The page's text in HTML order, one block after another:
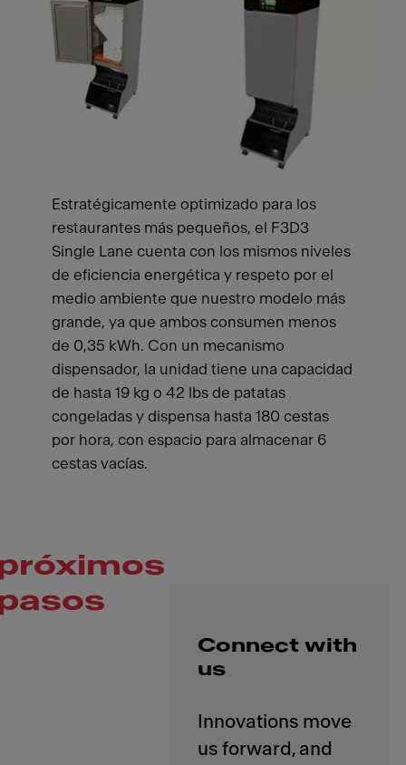
Estratégicamente optimizado para los
restaurantes más pequeños, el F3D3
Single Lane cuenta con los mismos niveles
de eficiencia energética y respeto por el
medio ambiente que nuestro modelo más
grande, ya que ambos consumen menos
de 0,35 kWh. Con un mecanismo
dispensador, la unidad tiene una capacidad
de hasta 19 kg o 42 lbs de patatas
congeladas y dispensa hasta 180 cestas
por hora, con espacio para almacenar 6
cestas vacías.
Connect with
us
Innovations move
us forward, and